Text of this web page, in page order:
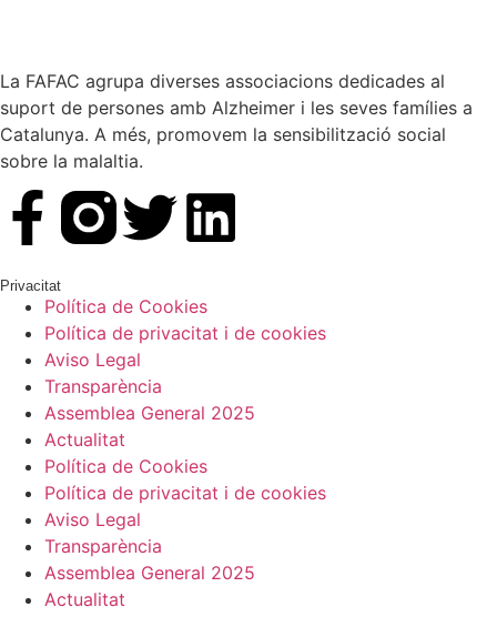
La FAFAC agrupa diverses associacions dedicades al
suport de persones amb Alzheimer i les seves famílies a
Catalunya. A més, promovem la sensibilització social
sobre la malaltia.
Privacitat
Política de Cookies
Política de privacitat i de cookies
Aviso Legal
Transparència
Assemblea General 2025
Actualitat
Política de Cookies
Política de privacitat i de cookies
Aviso Legal
Transparència
Assemblea General 2025
Actualitat